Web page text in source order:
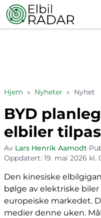
Hjem » Nyheter » Nyhet
BYD
elbiler
Av Lars Henrik Aamodt•
Oppdatert: 19. mai 2026 kl.
Den kinesiske
bølge av elektriske
europeiske markedet.
medier denne uken.